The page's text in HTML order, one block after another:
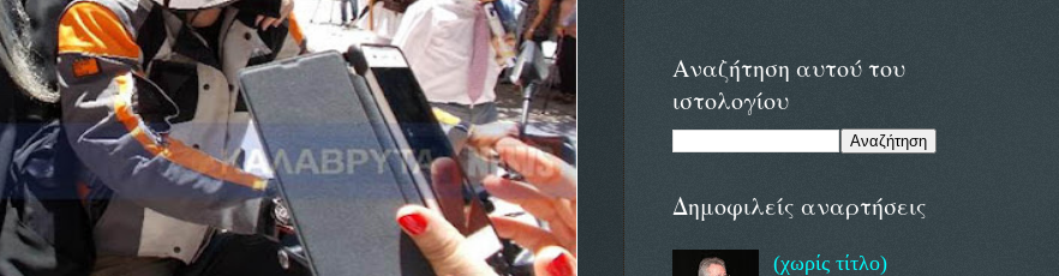
Αναζήτηση αυτού του
ιστολογίου
Δημοφιλείς αναρτήσεις
(χωρίς τίτλο)